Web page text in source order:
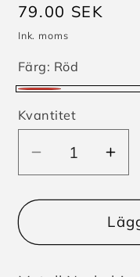
Ordinarie
pris
79.00 SEK
Ink. moms
Färg: Röd
Kvantitet
Minska
kvantitet
för
Nyckelring
Dalahäst
Öka
för